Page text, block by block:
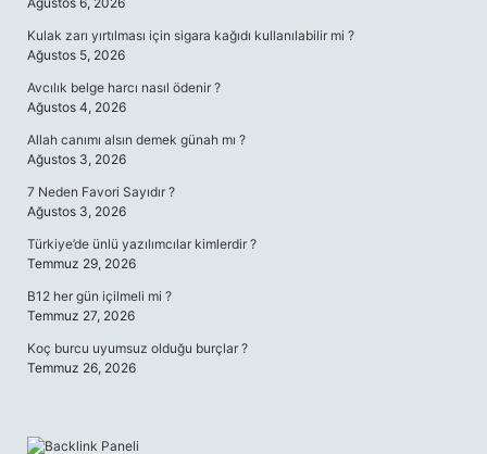
Kulak zarı yırtılması için sigara kağıdı kullanılabilir mi ?
Ağustos 5, 2026
Avcılık belge harcı nasıl ödenir ?
Ağustos 4, 2026
Allah canımı alsın demek günah mı ?
Ağustos 3, 2026
7 Neden Favori Sayıdır ?
Ağustos 3, 2026
Türkiye’de ünlü yazılımcılar kimlerdir ?
Temmuz 29, 2026
B12 her gün içilmeli mi ?
Temmuz 27, 2026
Koç burcu uyumsuz olduğu burçlar ?
Temmuz 26, 2026